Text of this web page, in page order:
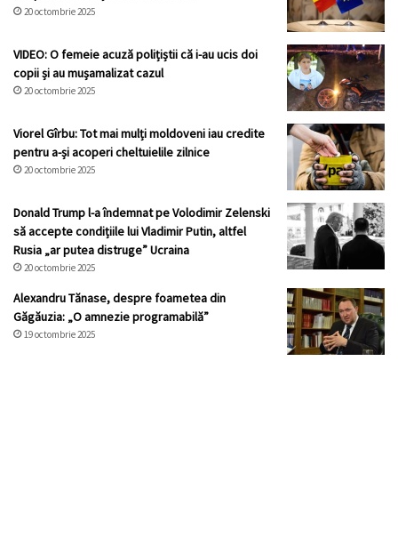
20 octombrie 2025
VIDEO: O femeie acuză polițiștii că i-au ucis doi
copii și au mușamalizat cazul
20 octombrie 2025
Viorel Gîrbu: Tot mai mulți moldoveni iau credite
pentru a-și acoperi cheltuielile zilnice
20 octombrie 2025
Donald Trump l-a îndemnat pe Volodimir Zelenski
să accepte condițiile lui Vladimir Putin, altfel
Rusia „ar putea distruge” Ucraina
20 octombrie 2025
Alexandru Tănase, despre foametea din
Găgăuzia: „O amnezie programabilă”
19 octombrie 2025